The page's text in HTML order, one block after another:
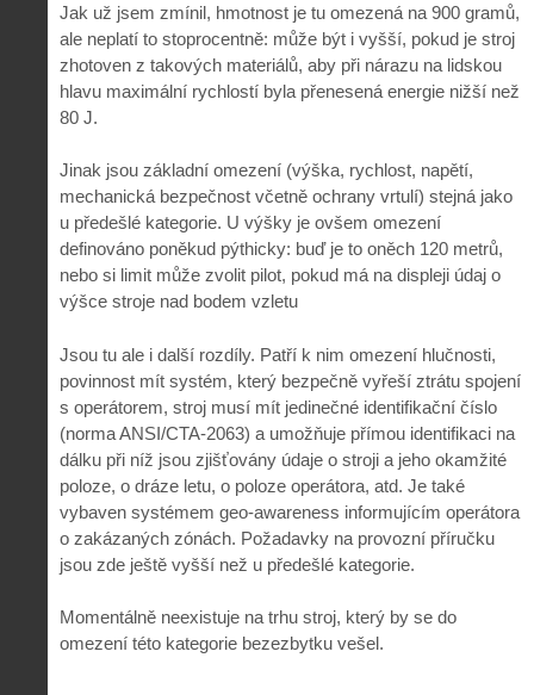
Jak už jsem zmínil, hmotnost je tu omezená na 900 gramů,
ale neplatí to stoprocentně: může být i vyšší, pokud je stroj
zhotoven z takových materiálů, aby při nárazu na lidskou
hlavu maximální rychlostí byla přenesená energie nižší než
80 J.
Jinak jsou základní omezení (výška, rychlost, napětí,
mechanická bezpečnost včetně ochrany vrtulí) stejná jako
u předešlé kategorie. U výšky je ovšem omezení
definováno poněkud pýthicky: buď je to oněch 120 metrů,
nebo si limit může zvolit pilot, pokud má na displeji údaj o
výšce stroje nad bodem vzletu
Jsou tu ale i další rozdíly. Patří k nim omezení hlučnosti,
povinnost mít systém, který bezpečně vyřeší ztrátu spojení
s operátorem, stroj musí mít jedinečné identifikační číslo
(norma ANSI/CTA-2063) a umožňuje přímou identifikaci na
dálku při níž jsou zjišťovány údaje o stroji a jeho okamžité
poloze, o dráze letu, o poloze operátora, atd. Je také
vybaven systémem geo-awareness informujícím operátora
o zakázaných zónách. Požadavky na provozní příručku
jsou zde ještě vyšší než u předešlé kategorie.
Momentálně neexistuje na trhu stroj, který by se do
omezení této kategorie bezezbytku vešel.